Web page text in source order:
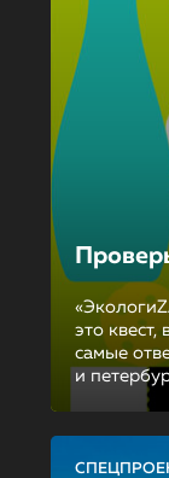
это
самые
и